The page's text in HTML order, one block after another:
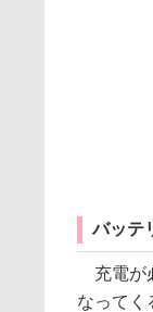
バッテ
充電が
なってく